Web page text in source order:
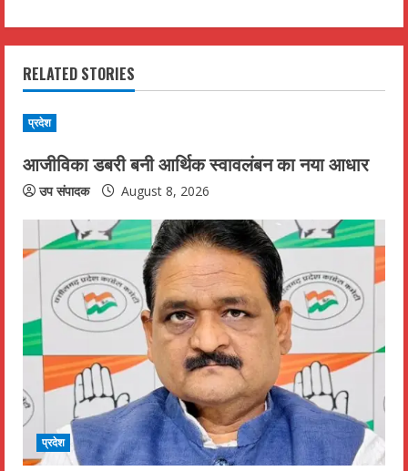
n
u
e
R
e
a
i
n
g
RELATED STORIES
प्रदेश
आजीविका डबरी बनी आर्थिक स्वावलंबन का नया आधार
उप संपादक August 8, 2026
प्रदेश